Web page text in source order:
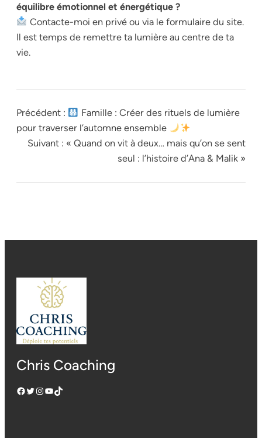
équilibre émotionnel et énergétique ?
Contacte-moi en privé ou via le formulaire du site.
Il est temps de remettre ta lumière au centre de ta
vie.
Précédent :
Famille : Créer des rituels de lumière
pour traverser l’automne ensemble
Suivant : « Quand on vit à deux… mais qu’on se sent
seul : l’histoire d’Ana & Malik »
Chris Coaching
Facebook Twitter InstagramYouTube TikTok